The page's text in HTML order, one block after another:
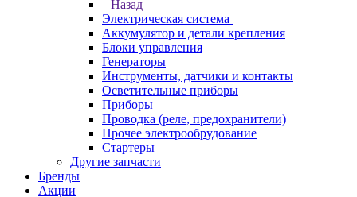
Назад
Электрическая система
Аккумулятор и детали крепления
Блоки управления
Генераторы
Инструменты, датчики и контакты
Осветительные приборы
Приборы
Проводка (реле, предохранители)
Прочее электрообрудование
Стартеры
Другие запчасти
Бренды
Акции